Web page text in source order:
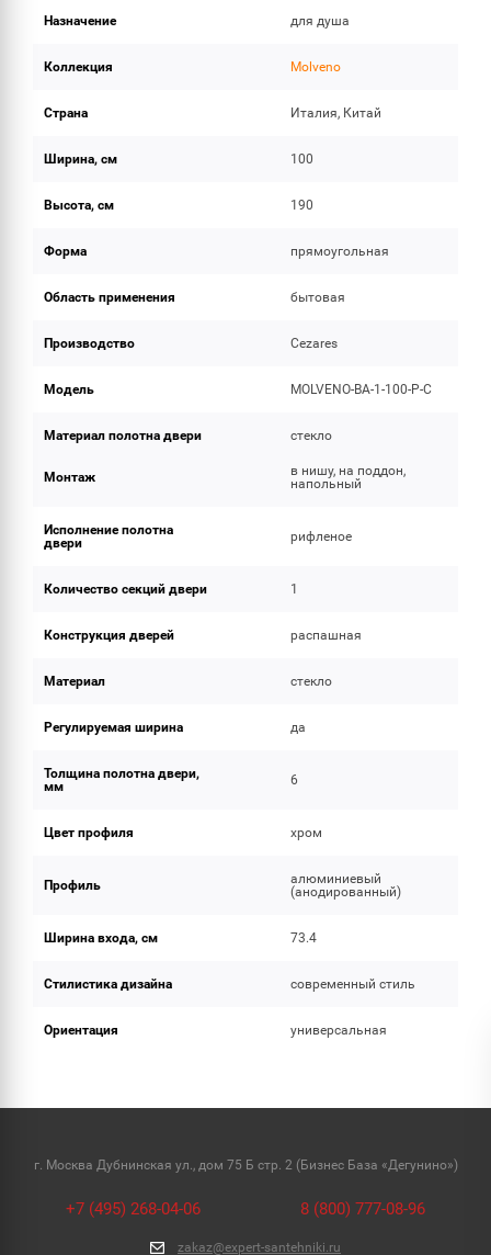
Назначение для душа
Коллекция Molveno
Страна Италия, Китай
Ширина, см 100
Высота, см 190
Форма прямоугольная
Область применения бытовая
Производство Cezares
Модель MOLVENO-BA-1-100-P-C
Материал полотна двери стекло
Монтаж
в нишу, на поддон,
напольный
Исполнение полотна
двери
рифленое
Количество секций двери 1
Конструкция дверей распашная
Материал стекло
Регулируемая ширина да
Толщина полотна двери,
мм
6
Цвет профиля хром
Профиль
алюминиевый
(анодированный)
Ширина входа, см 73.4
Стилистика дизайна современный стиль
Ориентация универсальная
г. Москва Дубнинская ул., дом 75 Б стр. 2 (Бизнес База «Дегунино»)
+7 (495) 268-04-06 8 (800) 777-08-96
zakaz@expert-santehniki.ru